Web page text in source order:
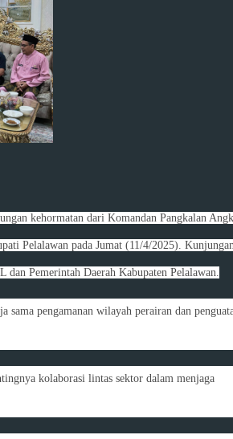
kehormatan dari Komandan Pangkalan
Pelalawan pada Jumat (11/4/2025).
Pemerintah Daerah Kabupaten Pelalawan.
sama pengamanan wilayah perairan dan
kolaborasi lintas sektor dalam menjaga